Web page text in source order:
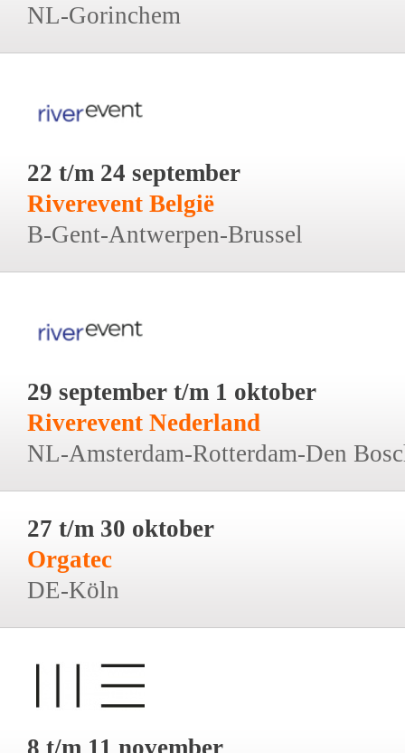
NL-Gorinchem
22 t/m 24 september
Riverevent België
B-Gent-Antwerpen-Brussel
29 september t/m 1 oktober
Riverevent Nederland
NL-Amsterdam-Rotterdam-Den
27 t/m 30 oktober
Orgatec
DE-Köln
8 t/m 11 november